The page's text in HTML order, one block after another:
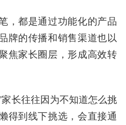
，都是通过功能化的产品
牌的传播和销售渠道也以
焦家长圈层，形成高效转
长往往因为不知道怎么挑
得到线下挑选，会直接通